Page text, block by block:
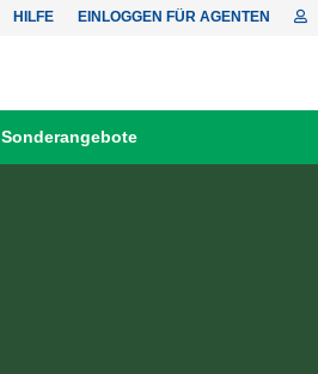
HILFE EINLOGGEN FÜR AGENTEN
Sonderangebote